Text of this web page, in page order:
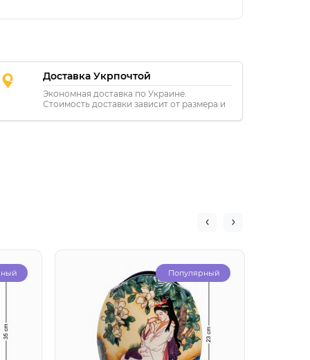
Доставка Укрпочтой
Экономная доставка по Украине.
Стоимость доставки зависит от размера и
Популярный